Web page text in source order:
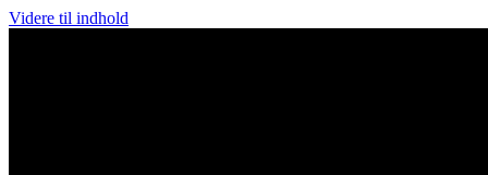
Videre til indhold